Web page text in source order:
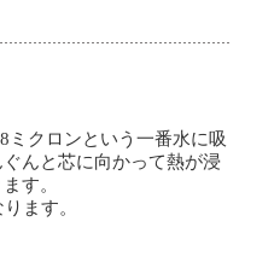
ミクロンという一番水に吸
んと芯に向かって熱が浸
す。
ます。